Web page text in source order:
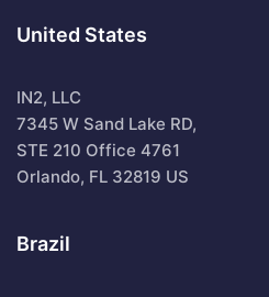
United States
IN2, LLC
7345 W Sand Lake RD,
STE 210 Office 4761
Orlando, FL 32819 US
Brazil